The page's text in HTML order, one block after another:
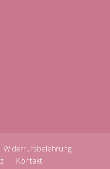
Widerrufsbelehrung
Kontakt